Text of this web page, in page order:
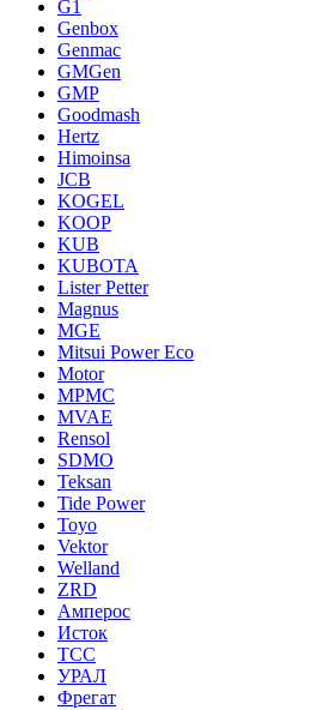
G1
Genbox
Genmac
GMGen
GMP
Goodmash
Hertz
Himoinsa
JCB
KOGEL
KOOP
KUB
KUBOTA
Lister Petter
Magnus
MGE
Mitsui Power Eco
Motor
MPMC
MVAE
Rensol
SDMO
Teksan
Tide Power
Toyo
Vektor
Welland
ZRD
Амперос
Исток
ТСС
УРАЛ
Фрегат